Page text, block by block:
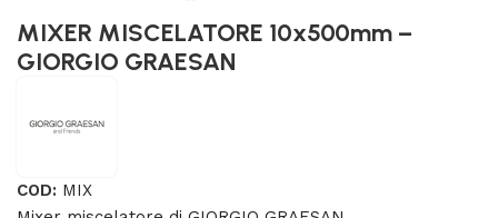
MIXER MISCELATORE 10x500mm –
GIORGIO GRAESAN
COD: MIX